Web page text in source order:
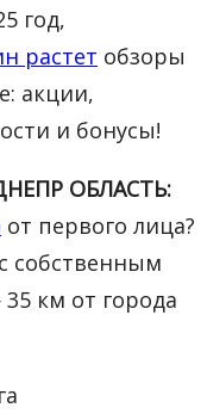
год,
растет обзоры
акции,
и бонусы!
ОБЛАСТЬ:
от первого лица?
собственным
км от города